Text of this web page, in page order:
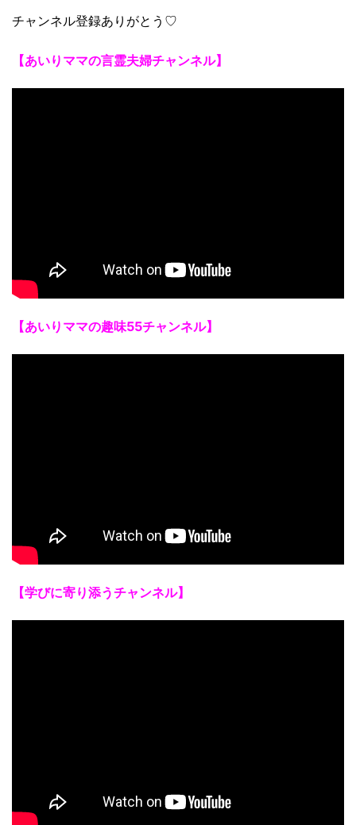
チャンネル登録ありがとう♡
【あいりママの言霊夫婦チャンネル】
【あいりママの趣味55チャンネル】
【学びに寄り添うチャンネル】